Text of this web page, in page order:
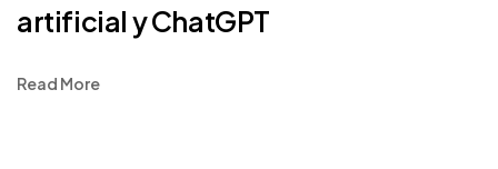
artificial y ChatGPT
Read More